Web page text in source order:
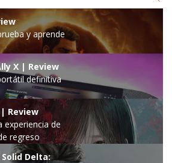
y aprende
X | Review
definitiva
Review
experiencia de
regreso
Delta: